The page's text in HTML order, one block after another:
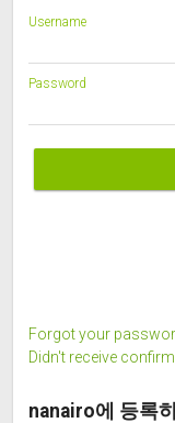
Username
Password
Forgot your
Didn't receive
nanairo에 등록